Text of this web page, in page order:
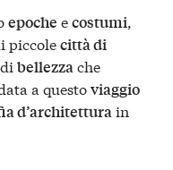
epoche ecostumi,
piccolecittà di
bellezzache
a questoviaggio
d’architetturain